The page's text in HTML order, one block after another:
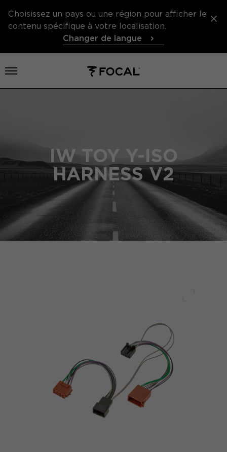
Choisissez un pays ou une région pour afficher le
contenu spécifique à votre localisation.
Changer de langue
Ouvrir le menu
IW TOY Y-ISO
HARNESS V2